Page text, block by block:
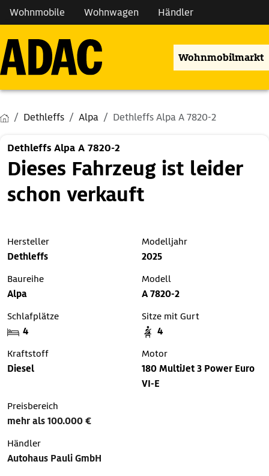
Wohnmobile Wohnwagen Händler
Wohnmobilmarkt
Dethleffs Alpa Dethleffs Alpa A 7820-2
Dethleffs Alpa A 7820-2
Dieses Fahrzeug ist leider
schon verkauft
Hersteller
Dethleffs
Modelljahr
2025
Baureihe
Alpa
Modell
A 7820-2
Schlafplätze
4
Sitze mit Gurt
4
Kraftstoff
Diesel
Motor
180 MultiJet 3 Power Euro
VI-E
Preisbereich
mehr als 100.000 €
Händler
Autohaus Pauli GmbH